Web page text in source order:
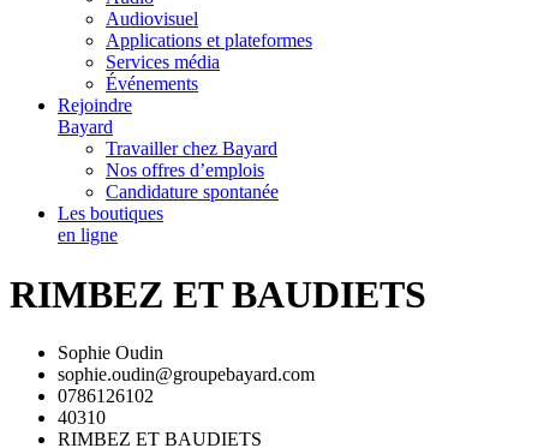
Audiovisuel
Applications et plateformes
Services média
Événements
Rejoindre
Bayard
Travailler chez Bayard
Nos offres d’emplois
Candidature spontanée
Les boutiques
en ligne
RIMBEZ ET BAUDIETS
Sophie Oudin
sophie.oudin@groupebayard.com
0786126102
40310
RIMBEZ ET BAUDIETS